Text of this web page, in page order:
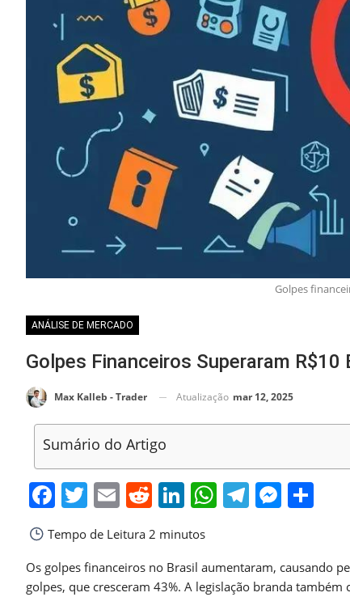
Golpes
ANÁLISE DE MERCADO
Golpes Financeiros Superaram R$10
Max Kalleb - Trader Atualização mar 12, 2025
Sumário do Artigo
Facebook
Twitter
EmailReddit
LinkedIn
WhatsApp
Telegram
Tempo de Leitura 2 minutos
Os golpes financeiros no Brasil aumentaram, causando
golpes, que cresceram 43%. A legislação branda